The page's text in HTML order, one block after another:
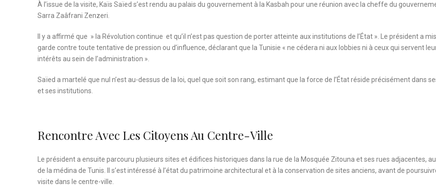
À l’issue de la visite, Kaïs Saïed s’est rendu au palais du gouvernement à la Kasbah pour une réunion avec la cheffe du
Sarra Zaâfrani Zenzeri.
Il y a affirmé que » la Révolution continue et qu’il n’est pas question de porter atteinte aux institutions de l’État ». Le président a
garde contre toute tentative de pression ou d’influence, déclarant que la Tunisie « ne cédera ni aux lobbies ni à ceux qui servent
intérêts au sein de l’administration ».
Saïed a martelé que nul n’est au-dessus de la loi, quel que soit son rang, estimant que la force de l’État réside précisément dans
et ses institutions.
Rencontre Avec Les Citoyens Au Centre-Ville
Le président a ensuite parcouru plusieurs sites et édifices historiques dans la rue de la Mosquée Zitouna et ses rues adjacentes,
de la médina de Tunis. Il s’est intéressé à l’état du patrimoine architectural et à la conservation de sites anciens, avant de
visite dans le centre-ville.